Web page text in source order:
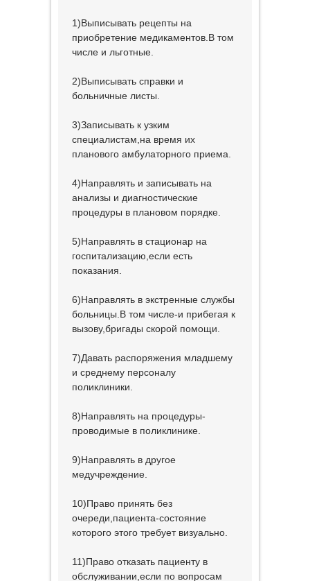
1)Выписывать рецепты на
приобретение медикаментов.В том
числе и льготные.
2)Выписывать справки и
больничные листы.
3)Записывать к узким
специалистам,на время их
планового амбулаторного приема.
4)Направлять и записывать на
анализы и диагностические
процедуры в плановом порядке.
5)Направлять в стационар на
госпитализацию,если есть
показания.
6)Направлять в экстренные службы
больницы.В том числе-и прибегая к
вызову,бригады скорой помощи.
7)Давать распоряжения младшему
и среднему персоналу
поликлиники.
8)Направлять на процедуры-
проводимые в поликлинике.
9)Направлять в другое
медучреждение.
10)Право принять без
очереди,пациента-состояние
которого этого требует визуально.
11)Право отказать пациенту в
обслуживании,если по вопросам